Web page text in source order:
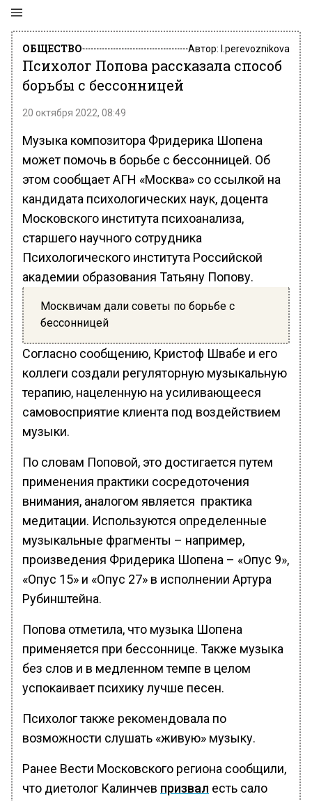
ОБЩЕСТВО Автор: l.perevoznikova
Психолог Попова рассказала способ
борьбы с бессонницей
20 октября 2022, 08:49
Музыка композитора Фридерика Шопена
может помочь в борьбе с бессонницей. Об
этом сообщает АГН «Москва» со ссылкой на
кандидата психологических наук, доцента
Московского института психоанализа,
старшего научного сотрудника
Психологического института Российской
академии образования Татьяну Попову.
Москвичам дали советы по борьбе с
бессонницей
Согласно сообщению, Кристоф Швабе и его
коллеги создали регуляторную музыкальную
терапию, нацеленную на усиливающееся
самовосприятие клиента под воздействием
музыки.
По словам Поповой, это достигается путем
применения практики сосредоточения
внимания, аналогом является практика
медитации. Используются определенные
музыкальные фрагменты – например,
произведения Фридерика Шопена – «Опус 9»,
«Опус 15» и «Опус 27» в исполнении Артура
Рубинштейна.
Попова отметила, что музыка Шопена
применяется при бессоннице. Также музыка
без слов и в медленном темпе в целом
успокаивает психику лучше песен.
Психолог также рекомендовала по
возможности слушать «живую» музыку.
Ранее Вести Московского региона сообщили,
что диетолог Калинчев призвал есть сало